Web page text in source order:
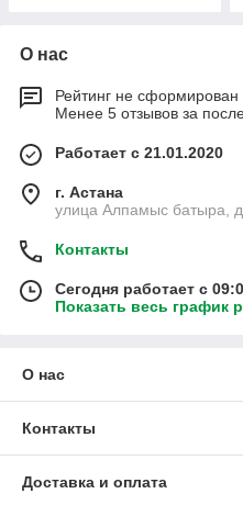
О нас
Рейтинг не сформирован
Менее 5 отзывов за
Работает с 21.01.2020
г. Астана
улица Алпамыс батыра,
Контакты
Сегодня работает с
Показать весь график
О нас
Контакты
Доставка и оплата